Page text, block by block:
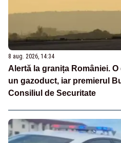
8 aug. 2026, 14:34
Alertă la granița României.
un gazoduct, iar premierul
Consiliul de Securitate